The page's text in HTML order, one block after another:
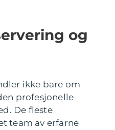
og
ikke bare om
profesjonelle
De fleste
team av erfarne